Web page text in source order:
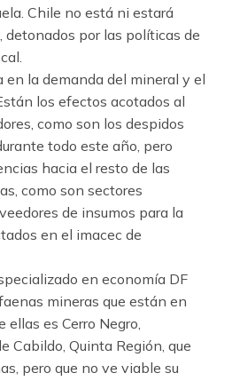
Chile no está ni estará
detonados por las políticas de
en la demanda del mineral y el
los efectos acotados al
como son los despidos
todo este año, pero
hacia el resto de las
como son sectores
de insumos para la
en el imacec de
en economía DF
mineras que están en
ellas es Cerro Negro,
Cabildo, Quinta Región, que
pero que no ve viable su